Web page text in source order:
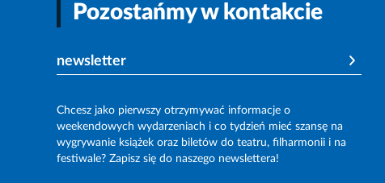
Pozostańmy w kontakcie
newsletter
Chcesz jako pierwszy otrzymywać informacje o
weekendowych wydarzeniach i co tydzień mieć szansę na
wygrywanie książek oraz biletów do teatru, filharmonii i na
festiwale? Zapisz się do naszego newslettera!